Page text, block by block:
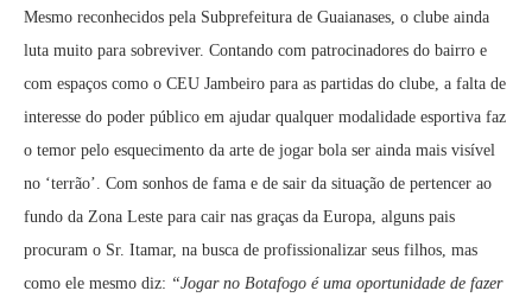
Mesmo reconhecidos pela Subprefeitura de Guaianases, o clube ainda
luta muito para sobreviver. Contando com patrocinadores do bairro e
com espaços como o CEU Jambeiro para as partidas do clube, a falta de
interesse do poder público em ajudar qualquer modalidade esportiva faz
o temor pelo esquecimento da arte de jogar bola ser ainda mais visível
no ‘terrão’. Com sonhos de fama e de sair da situação de pertencer ao
fundo da Zona Leste para cair nas graças da Europa, alguns pais
procuram o Sr. Itamar, na busca de profissionalizar seus filhos, mas
como ele mesmo diz: “Jogar no Botafogo é uma oportunidade de fazer